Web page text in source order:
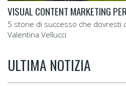
VISUAL CONTENT MARKETING
5 storie di successo che dovresti
Valentina Vellucci
ULTIMA NOTIZIA